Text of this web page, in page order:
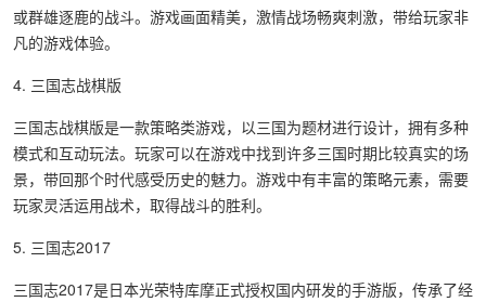
或群雄逐鹿的战斗。游戏画面精美，激情战场畅爽刺激，带给玩家非
凡的游戏体验。
4. 三国志战棋版
三国志战棋版是一款策略类游戏，以三国为题材进行设计，拥有多种
模式和互动玩法。玩家可以在游戏中找到许多三国时期比较真实的场
景，带回那个时代感受历史的魅力。游戏中有丰富的策略元素，需要
玩家灵活运用战术，取得战斗的胜利。
5. 三国志2017
三国志2017是日本光荣特库摩正式授权国内研发的手游版，传承了经